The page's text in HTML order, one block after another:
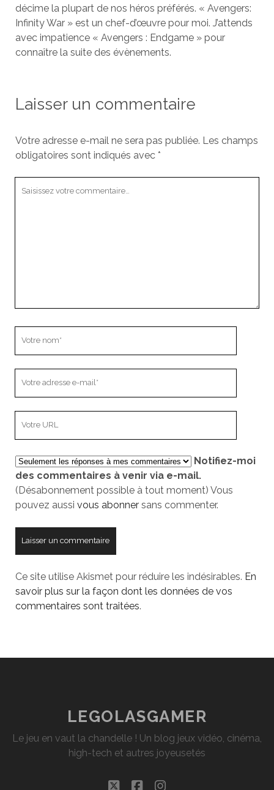
décime la plupart de nos héros préférés. « Avengers:
Infinity War » est un chef-d’œuvre pour moi. J’attends
avec impatience « Avengers : Endgame » pour
connaître la suite des évènements.
Laisser un commentaire
Votre adresse e-mail ne sera pas publiée. Les champs
obligatoires sont indiqués avec *
mail
votre
site
Notifiez-moi
des commentaires à venir via e-mail.
(Désabonnement possible à tout moment) Vous
pouvez aussi vous abonnersans commenter.
Ce site utilise Akismet pour réduire les indésirables. En
savoir plus sur la façon dont les données de vos
commentaires sont traitées.
LEGOLASGAMER
Le jeu en vaut la chandelle ! Un blog jeux vidéo, cinéma,
high-tech et autres joyeusetés
twitterfacebookinstagram